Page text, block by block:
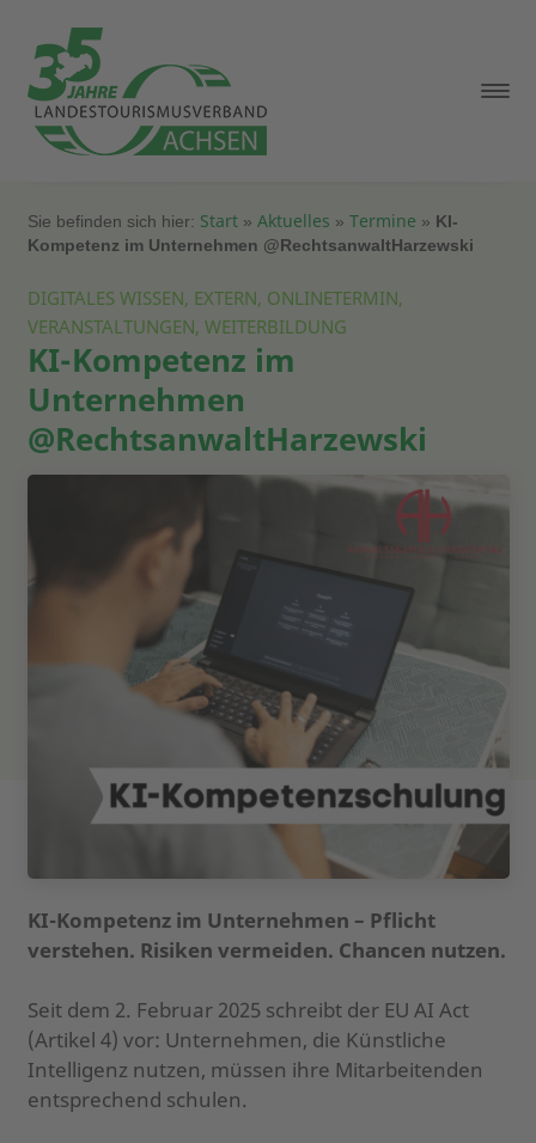
Sie befinden sich hier: Start» Aktuelles » Termine » KI-
Kompetenz im Unternehmen @RechtsanwaltHarzewski
DIGITALES WISSEN, EXTERN, ONLINETERMIN,
VERANSTALTUNGEN, WEITERBILDUNG
KI-Kompetenz im
Unternehmen
@RechtsanwaltHarzewski
KI-Kompetenz im Unternehmen – Pflicht
verstehen. Risiken vermeiden. Chancen nutzen.
Seit dem 2. Februar 2025 schreibt der EU AI Act
(Artikel 4) vor: Unternehmen, die Künstliche
Intelligenz nutzen, müssen ihre Mitarbeitenden
entsprechend schulen.